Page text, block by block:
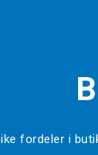
fordeler i